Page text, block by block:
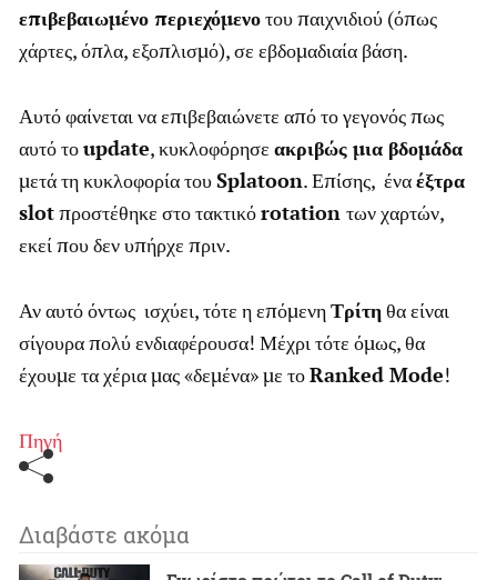
επιβεβαιωμένο περιεχόμενοτου παιχνιδιού (όπως
χάρτες, όπλα, εξοπλισμό), σε εβδομαδιαία βάση.
Αυτό φαίνεται να επιβεβαιώνετε από το γεγονός πως
αυτό τοupdate, κυκλοφόρησε ακριβώς μια βδομάδα
μετά τη κυκλοφορία τουSplatoon. Επίσης, έναέξτρα
slotπροστέθηκε στο τακτικόrotation των χαρτών,
εκεί που δεν υπήρχε πριν.
Αν αυτό όντως ισχύει, τότε η επόμενηΤρίτηθα είναι
σίγουρα πολύ ενδιαφέρουσα! Μέχρι τότε όμως, θα
έχουμε τα χέρια μας «δεμένα» με τοRanked Mode!
Πηγή
Διαβάστε ακόμα